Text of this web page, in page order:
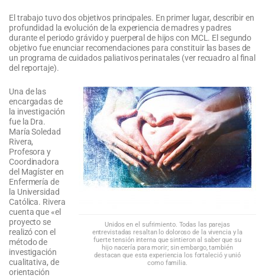
El trabajo tuvo dos objetivos principales. En primer lugar, describir en
profundidad la evolución de la experiencia de madres y padres
durante el periodo grávido y puerperal de hijos con MCL. El segundo
objetivo fue enunciar recomendaciones para constituir las bases de
un programa de cuidados paliativos perinatales (ver recuadro al final
del reportaje).
Unidos en el sufrimiento. Todas las parejas
entrevistadas resaltan lo doloroso de la vivencia y la
fuerte tensión interna que sintieron al saber que su
hijo nacería para morir; sin embargo, también
destacan que esta experiencia los fortaleció y unió
como familia.
Una de las
encargadas de
la investigación
fue la Dra.
María Soledad
Rivera,
Profesora y
Coordinadora
del Magíster en
Enfermería de
la Universidad
Católica. Rivera
cuenta que «el
proyecto se
realizó con el
método de
investigación
cualitativa, de
orientación